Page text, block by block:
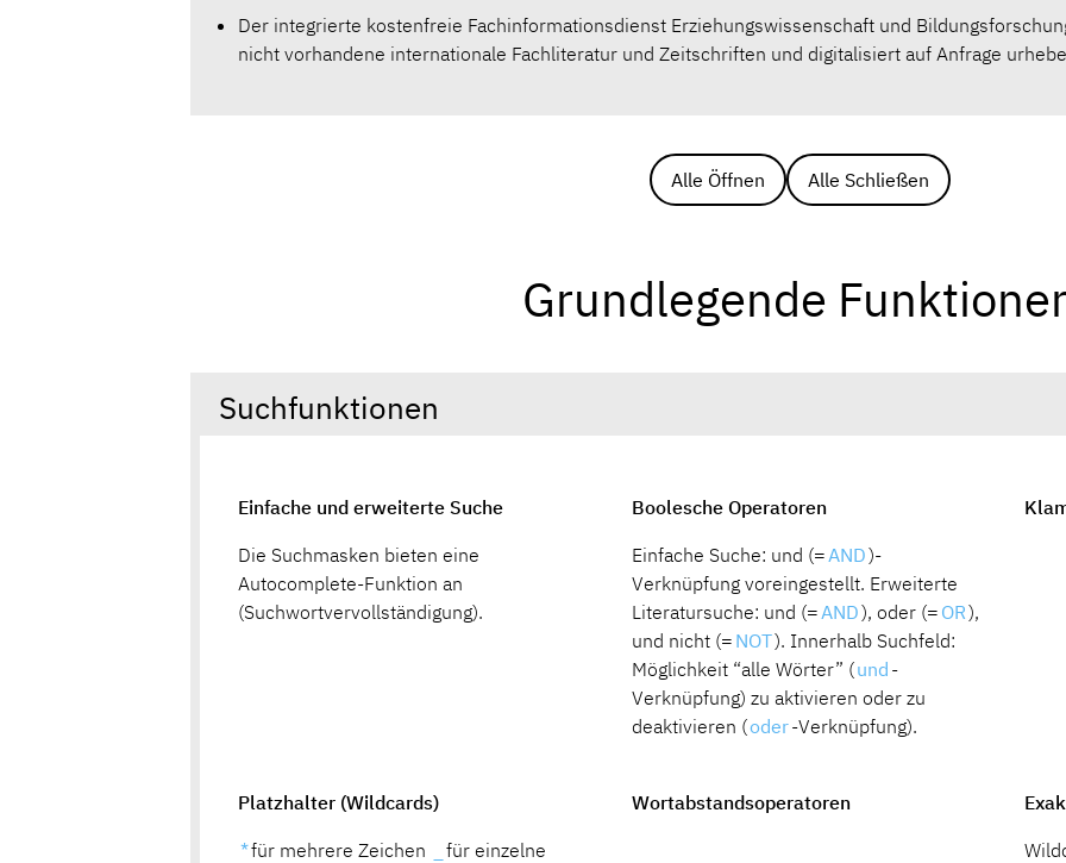
Der integrierte kostenfreie Fachinformationsdienst Erziehungswissenschaft und
nicht vorhandene internationale Fachliteratur und Zeitschriften und digitalisiert auf Anfrage
Alle Öffnen Alle Schließen
Grundlegende
Suchfunktionen
Einfache und erweiterte Suche
Die Suchmasken bieten eine
Autocomplete-Funktion an
(Suchwortvervollständigung).
Boolesche Operatoren
Einfache Suche: und (=AND)-
Verknüpfung voreingestellt. Erweiterte
Literatursuche: und (=AND), oder (= OR),
und nicht (= NOT). Innerhalb Suchfeld:
Möglichkeit “alle Wörter” (und -
Verknüpfung) zu aktivieren oder zu
deaktivieren (oder-Verknüpfung).
Platzhalter (Wildcards)
*für mehrere Zeichen
für einzelne
Wortabstandsoperatoren